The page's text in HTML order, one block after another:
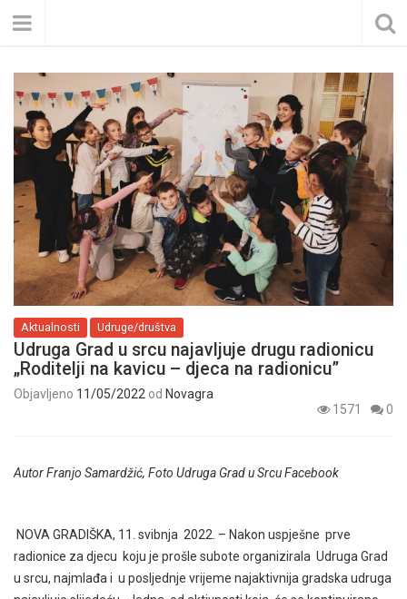
Aktualnosti Udruge/društva
Udruga Grad u srcu najavljuje drugu radionicu
„Roditelji na kavicu – djeca na radionicu”
Objavljeno 11/05/2022 od Novagra
1571
0
Autor Franjo Samardžić, Foto Udruga Grad u Srcu Facebook
NOVA GRADIŠKA, 11. svibnja 2022. – Nakon uspješne prve
radionice za djecu koju je prošle subote organizirala Udruga Grad
u srcu, najmlađa i u posljednje vrijeme najaktivnija gradska udruga